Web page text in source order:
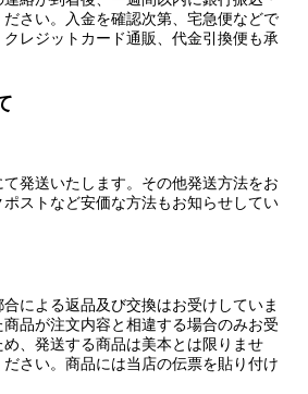
さい。入金を確認次第、宅急便などで
レジットカード通販、代金引換便も承
発送いたします。その他発送方法をお
ストなど安価な方法もお知らせしてい
による返品及び交換はお受けしていま
品が注文内容と相違する場合のみお受
、発送する商品は美本とは限りませ
さい。商品には当店の伝票を貼り付け